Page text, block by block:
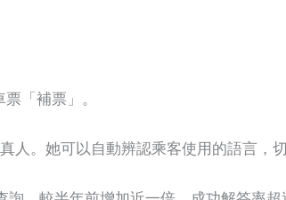
「補票」。
人。她可以自動辨認乘客使用的語言，